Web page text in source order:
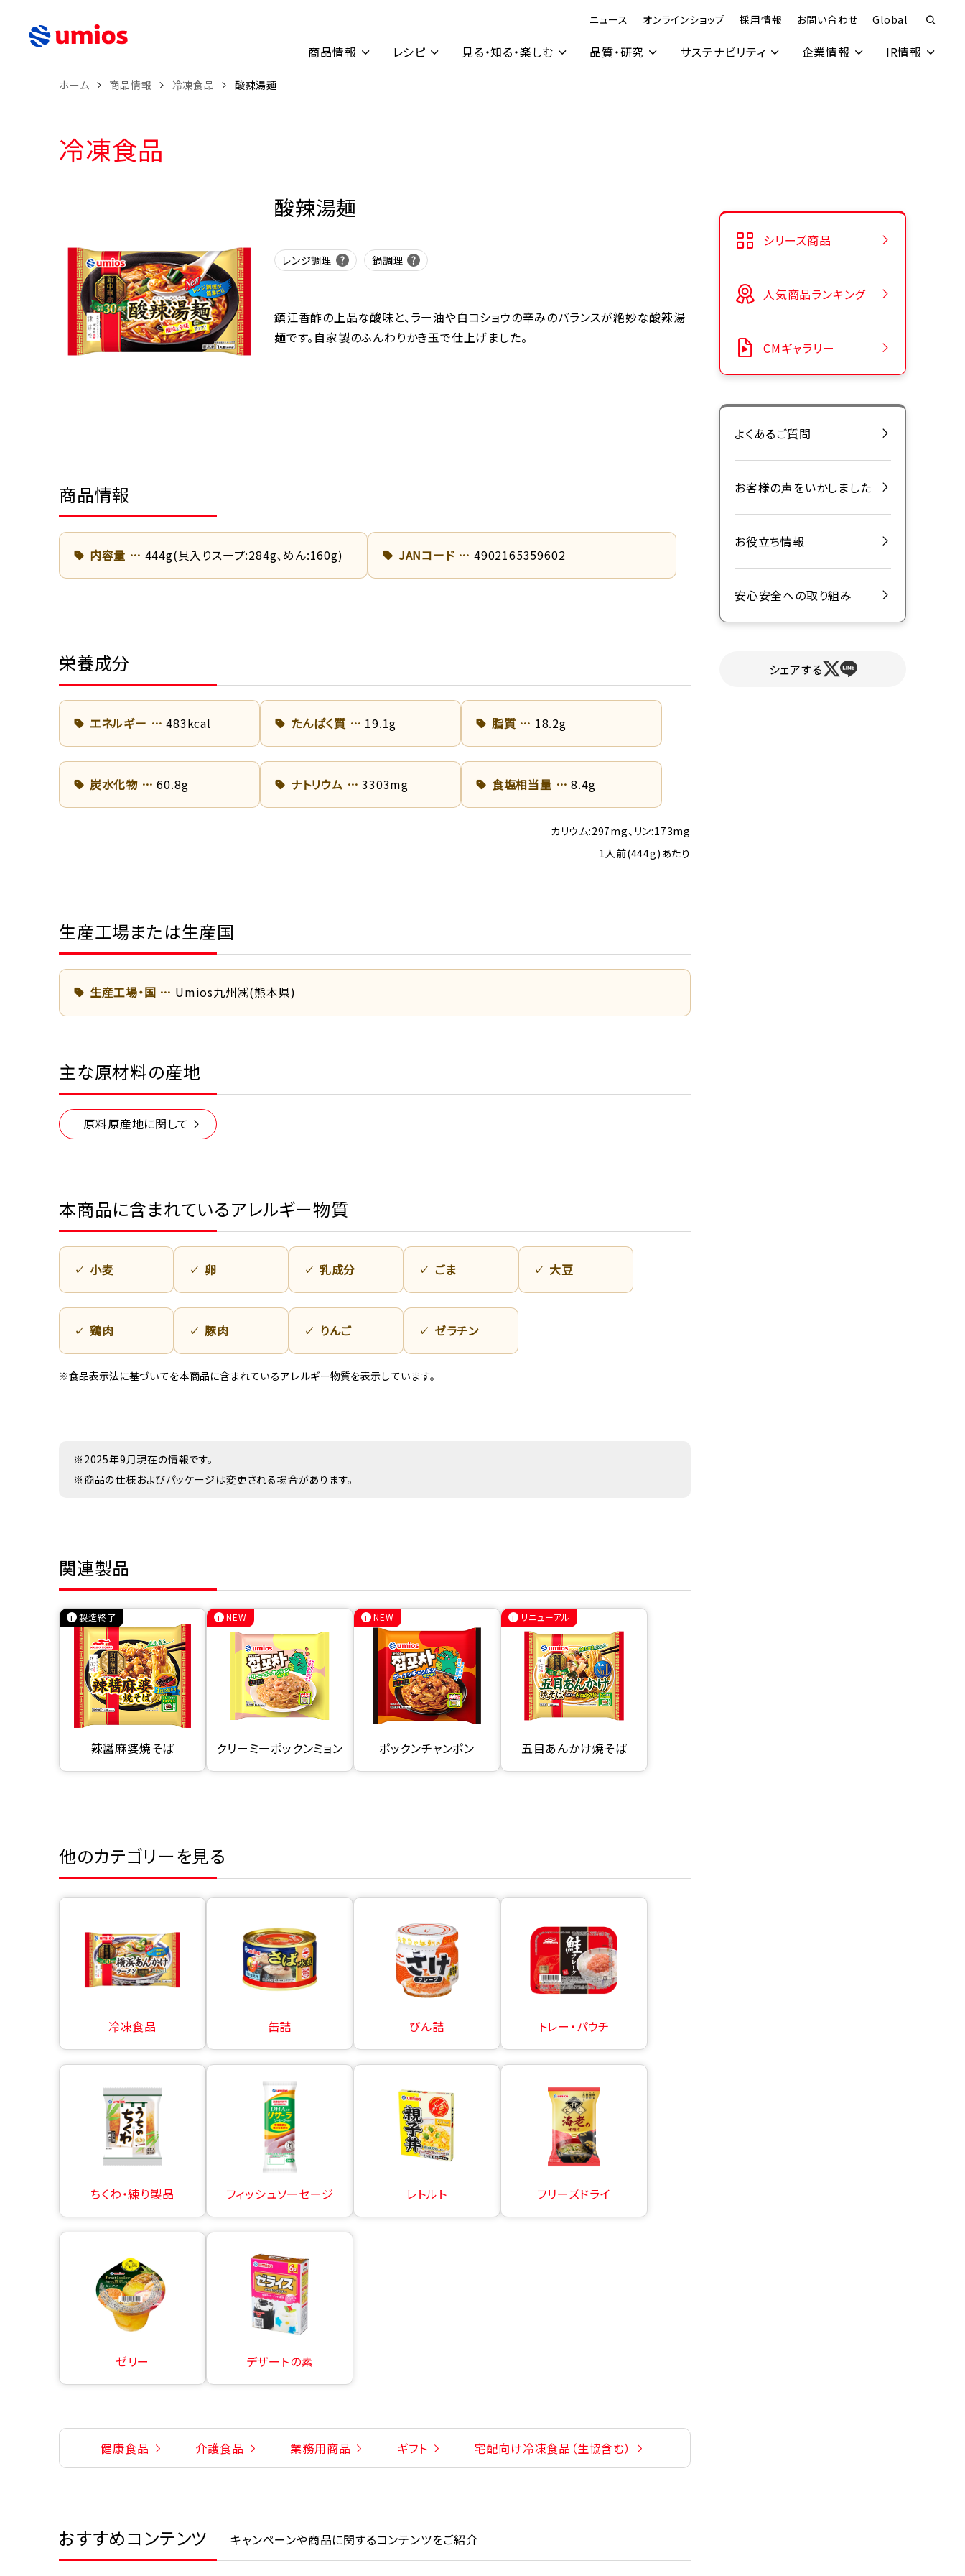
ニュース オンラインショップ 採用情報 お問い合わせ Global
商品情報 レシピ 見る・知る・楽しむ 品質・研究 サステナビリティ 企業情報 IR情報
ホーム 商品情報 冷凍食品 酸辣湯麺
冷凍食品
酸辣湯麺
レンジ調理 鍋調理
鎮江香酢の上品な酸味と、ラー油や白コショウの辛みのバランスが絶妙な酸辣湯
麺です。自家製のふんわりかき玉で仕上げました。
商品情報
内容量 444g(具入りスープ:284g、めん:160g) JANコード 4902165359602
栄養成分
エネルギー 483kcal たんぱく質 19.1g 脂質 18.2g
炭水化物 60.8g ナトリウム 3303mg 食塩相当量 8.4g
カリウム:297mg、リン:173mg
1人前(444g)あたり
生産工場または生産国
生産工場・国 Umios九州㈱(熊本県)
主な原材料の産地
原料原産地に関して
本商品に含まれているアレルギー物質
小麦 卵 乳成分 ごま 大豆
鶏肉 豚肉 りんご ゼラチン
※食品表示法に基づいてを本商品に含まれているアレルギー物質を表示しています。
※2025年9月現在の情報です。
※商品の仕様およびパッケージは変更される場合があります。
関連製品
辣醤麻婆焼そば
製造終了
クリーミーポックンミョン
NEW
ポックンチャンポン
NEW
五目あんかけ焼そば
リニューアル
他のカテゴリーを見る
冷凍食品 缶詰 びん詰 トレー・パウチ
ちくわ・練り製品 フィッシュソーセージ レトルト フリーズドライ
ゼリー デザートの素
健康食品 介護食品 業務用商品 ギフト 宅配向け冷凍食品（生協含む）
おすすめコンテンツ キャンペーンや商品に関するコンテンツをご紹介
シリーズ商品
人気商品ランキング
CMギャラリー
よくあるご質問
お客様の声をいかしました
お役立ち情報
安心安全への取り組み
シェアする